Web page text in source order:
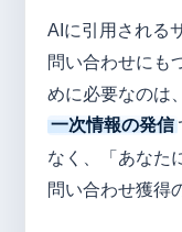
AIに引用される
問い合わせにも
めに必要なのは
一次情報の発信
なく、「あなた
問い合わせ獲得